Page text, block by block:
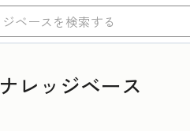
ナレッジベース